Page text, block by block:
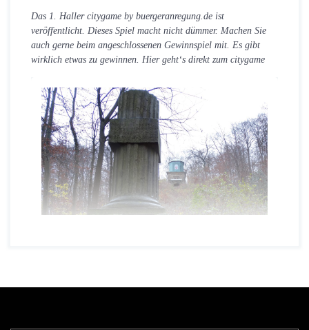
T.Dreier
Das 1. Haller citygame by buergeranregung.de ist
veröffentlicht. Dieses Spiel macht nicht dümmer. Machen Sie
auch gerne beim angeschlossenen Gewinnspiel mit. Es gibt
wirklich etwas zu gewinnen. Hier geht‘s direkt zum citygame